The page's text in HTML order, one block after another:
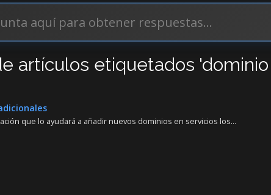
artículos etiquetados
que lo ayudará a añadir nuevos dominios en servicios los...